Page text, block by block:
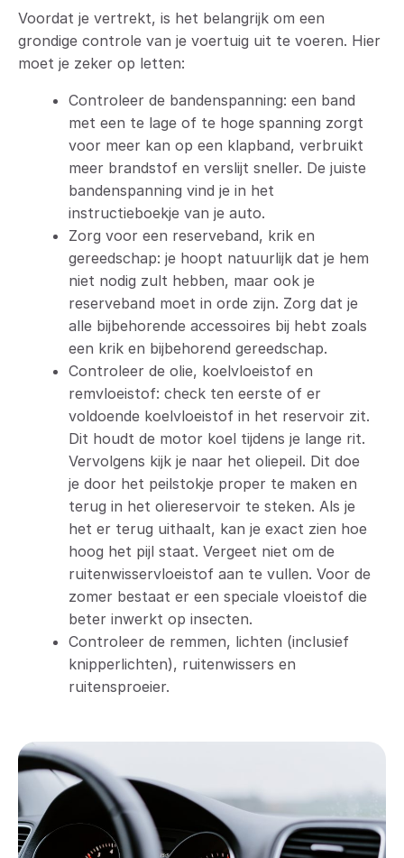
Voordat je vertrekt, is het belangrijk om een
grondige controle van je voertuig uit te voeren. Hier
moet je zeker op letten:
Controleer de bandenspanning: een band
met een te lage of te hoge spanning zorgt
voor meer kan op een klapband, verbruikt
meer brandstof en verslijt sneller. De juiste
bandenspanning vind je in het
instructieboekje van je auto.
Zorg voor een reserveband, krik en
gereedschap: je hoopt natuurlijk dat je hem
niet nodig zult hebben, maar ook je
reserveband moet in orde zijn. Zorg dat je
alle bijbehorende accessoires bij hebt zoals
een krik en bijbehorend gereedschap.
Controleer de olie, koelvloeistof en
remvloeistof: check ten eerste of er
voldoende koelvloeistof in het reservoir zit.
Dit houdt de motor koel tijdens je lange rit.
Vervolgens kijk je naar het oliepeil. Dit doe
je door het peilstokje proper te maken en
terug in het oliereservoir te steken. Als je
het er terug uithaalt, kan je exact zien hoe
hoog het pijl staat. Vergeet niet om de
ruitenwisservloeistof aan te vullen. Voor de
zomer bestaat er een speciale vloeistof die
beter inwerkt op insecten.
Controleer de remmen, lichten (inclusief
knipperlichten), ruitenwissers en
ruitensproeier.